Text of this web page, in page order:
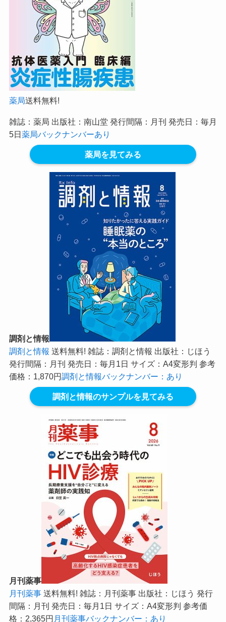
薬局送料無料!
雑誌：薬局 出版社：南山堂 発行間隔：月刊 発売日：毎月
5日薬局バックナンバーあり
薬局を見てみる
調剤と情報
調剤と情報 送料無料! 雑誌：調剤と情報 出版社：じほう
発行間隔：月刊 発売日：毎月1日 サイズ：A4変形判 参考
価格：1,870円調剤と情報バックナンバー：あり
調剤と情報のサンプルを見てみる
月刊薬事
月刊薬事送料無料! 雑誌：月刊薬事 出版社：じほう 発行
間隔：月刊 発売日：毎月1日 サイズ：A4変形判 参考価
格：2,365円 月刊薬事バックナンバー：あり